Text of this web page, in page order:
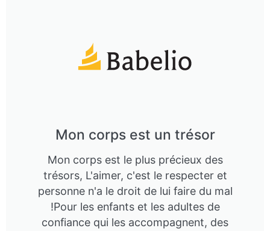
Mon corps est un trésor
Mon corps est le plus précieux des
trésors, L'aimer, c'est le respecter et
personne n'a le droit de lui faire du mal
!Pour les enfants et les adultes de
confiance qui les accompagnent, des